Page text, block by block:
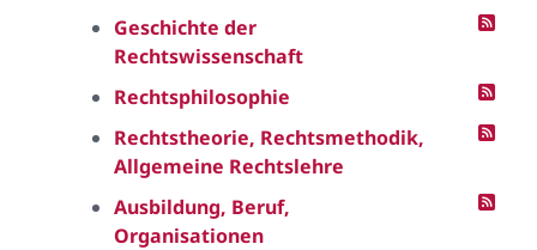
Geschichte der
Rechtswissenschaft
Rechtsphilosophie
Rechtstheorie, Rechtsmethodik,
Allgemeine Rechtslehre
Ausbildung, Beruf,
Organisationen